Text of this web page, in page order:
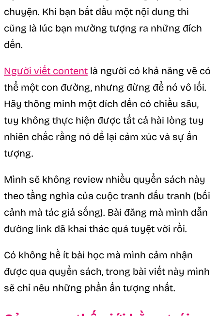
chuyện. Khi bạn bắt đầu một nội dung thì
cũng là lúc bạn mường tượng ra những đích
đến.
Người viết content là người có khả năng vẽ có
thể một con đường, nhưng đừng để nó vô lối.
Hãy thông minh một đích đến có chiều sâu,
tuy không thực hiện được tất cả hài lòng tuy
nhiên chắc rằng nó để lại cảm xúc và sự ấn
tượng.
Mình sẽ không review nhiều quyển sách này
theo tầng nghĩa của cuộc tranh đấu tranh (bối
cảnh mà tác giả sống). Bài đăng mà mình dẫn
đường link đã khai thác quá tuyệt vời rồi.
Có không hề ít bài học mà mình cảm nhận
được qua quyển sách, trong bài viết này mình
sẽ chỉ nêu những phần ấn tượng nhất.